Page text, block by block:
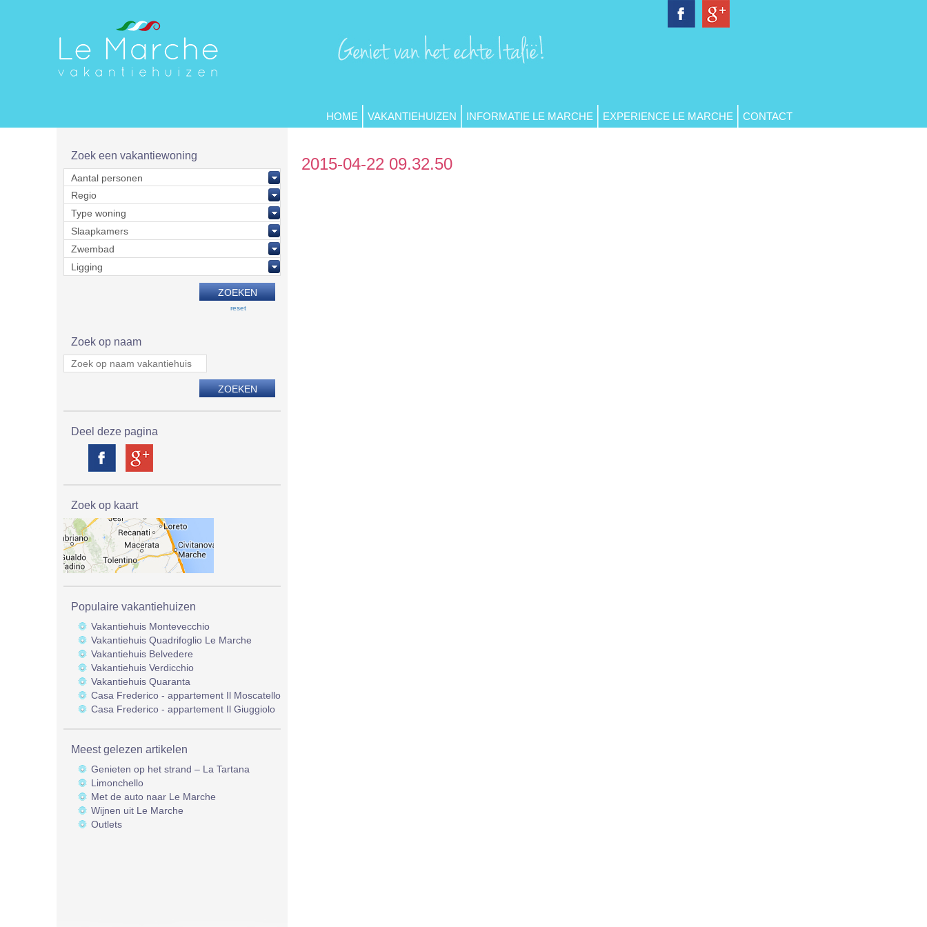
HOME VAKANTIEHUIZEN INFORMATIE LE MARCHE EXPERIENCE LE MARCHE CONTACT
Zoek een vakantiewoning
reset
Zoek op naam
Deel deze pagina
Zoek op kaart
Populaire vakantiehuizen
Vakantiehuis Montevecchio
Vakantiehuis Quadrifoglio Le Marche
Vakantiehuis Belvedere
Vakantiehuis Verdicchio
Vakantiehuis Quaranta
Casa Frederico - appartement Il Moscatello
Casa Frederico - appartement Il Giuggiolo
Meest gelezen artikelen
Genieten op het strand – La Tartana
Limonchello
Met de auto naar Le Marche
Wijnen uit Le Marche
Outlets
2015-04-22 09.32.50